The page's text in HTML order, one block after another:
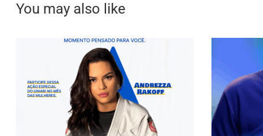
You may also like